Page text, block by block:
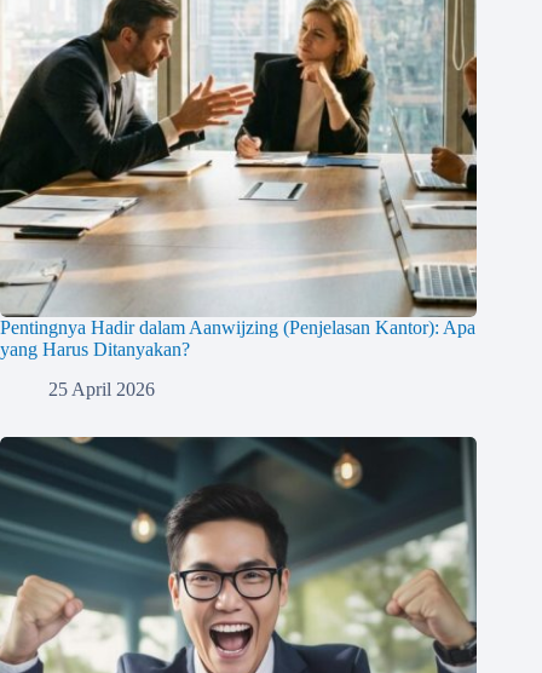
Pentingnya Hadir dalam Aanwijzing (Penjelasan Kantor): Apa
yang Harus Ditanyakan?
25 April 2026